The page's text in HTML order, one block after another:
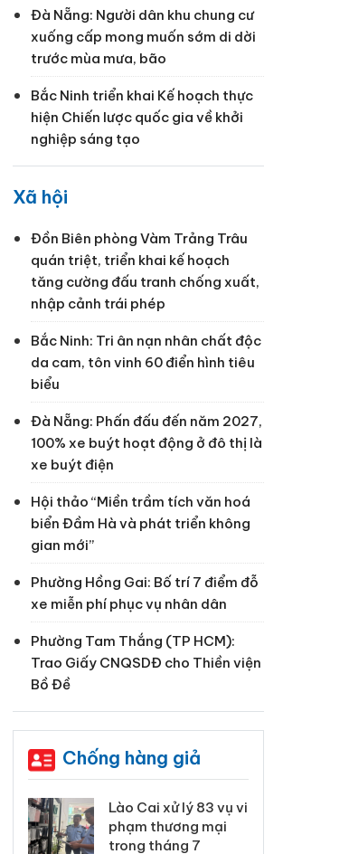
Đà Nẵng: Người dân khu chung cư
xuống cấp mong muốn sớm di dời
trước mùa mưa, bão
Bắc Ninh triển khai Kế hoạch thực
hiện Chiến lược quốc gia về khởi
nghiệp sáng tạo
Xã hội
Đồn Biên phòng Vàm Trảng Trâu
quán triệt, triển khai kế hoạch
tăng cường đấu tranh chống xuất,
nhập cảnh trái phép
Bắc Ninh: Tri ân nạn nhân chất độc
da cam, tôn vinh 60 điển hình tiêu
biểu
Đà Nẵng: Phấn đấu đến năm 2027,
100% xe buýt hoạt động ở đô thị là
xe buýt điện
Hội thảo “Miền trầm tích văn hoá
biển Đầm Hà và phát triển không
gian mới”
Phường Hồng Gai: Bố trí 7 điểm đỗ
xe miễn phí phục vụ nhân dân
Phường Tam Thắng (TP HCM):
Trao Giấy CNQSDĐ cho Thiền viện
Bồ Đề
Chống hàng giả
Lào Cai xử lý 83 vụ vi
phạm thương mại
trong tháng 7